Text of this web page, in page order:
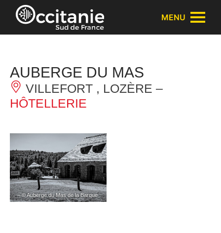
Panneau de gestion des cookies
MENU
AUBERGE DU MAS
VILLEFORT , LOZÈRE –
HÔTELLERIE
– © Auberge du Mas de la Barque